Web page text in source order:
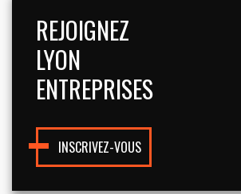
REJOIGNEZ
LYON
ENTREPRISES
INSCRIVEZ-VOUS